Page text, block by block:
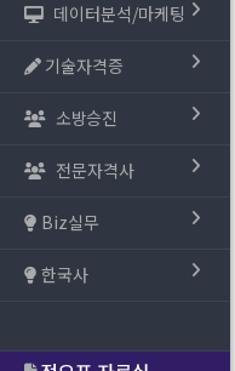
데이터분석/마케팅
기술자격증
소방승진
전문자격사
Biz실무
한국사